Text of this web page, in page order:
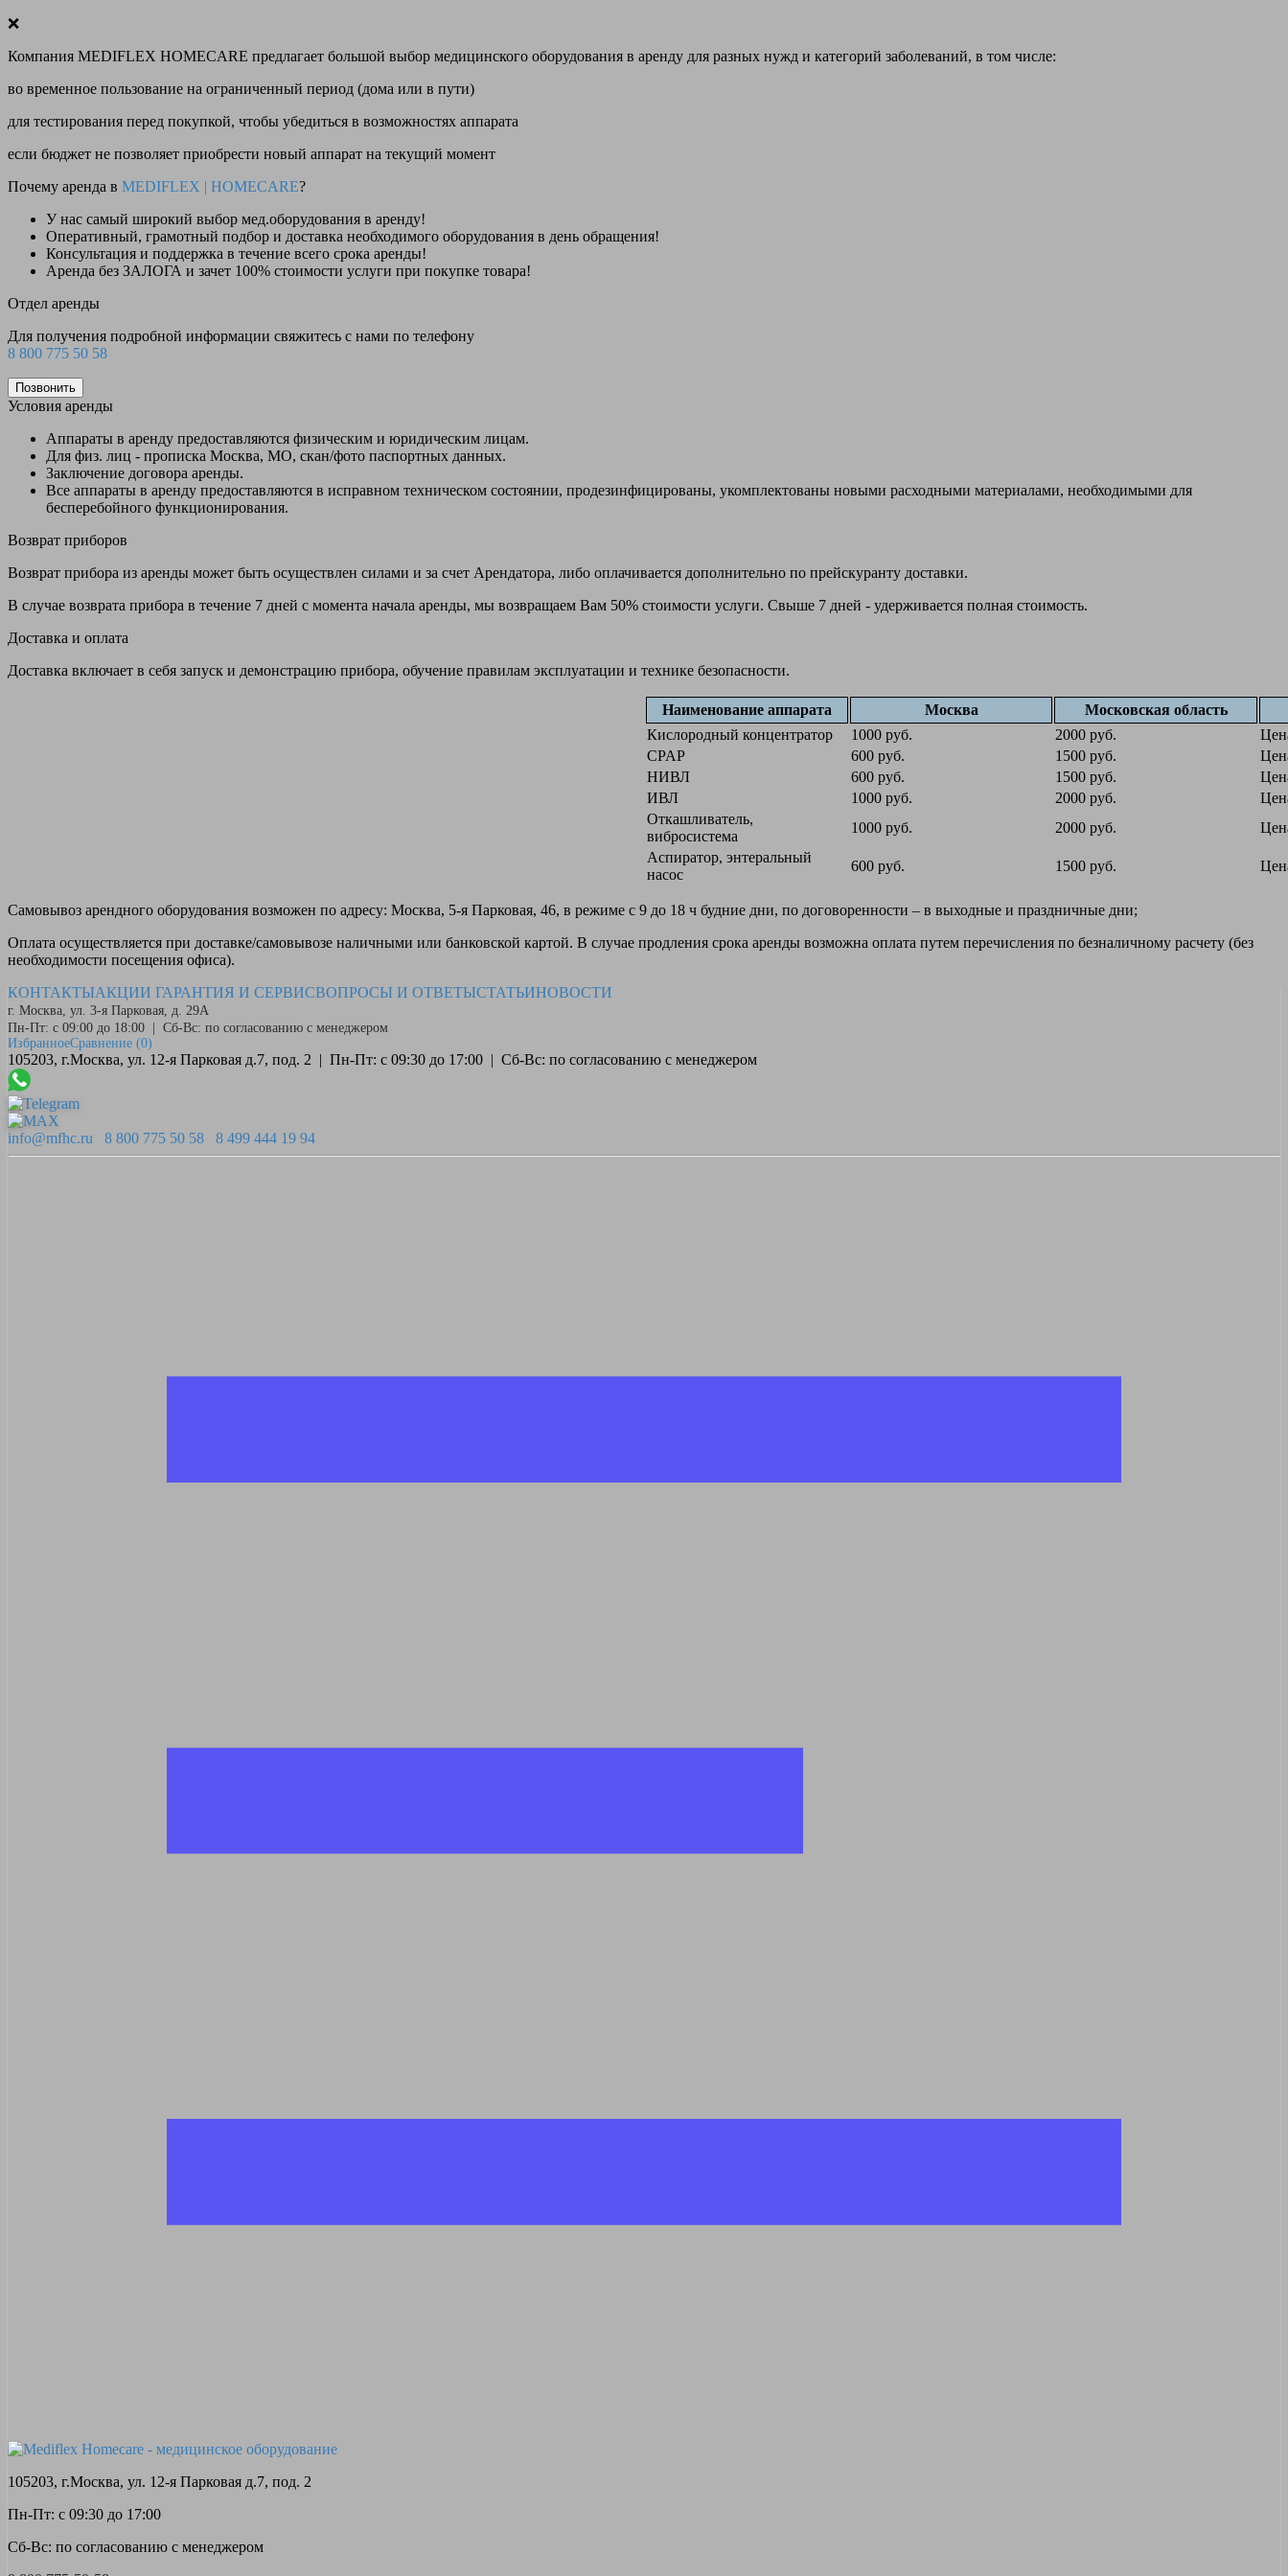
❌
Компания MEDIFLEX HOMECARE предлагает большой выбор медицинского оборудования в аренду для разных нужд и категорий заболеваний, в том числе:
во временное пользование на ограниченный период (дома или в пути)
для тестирования перед покупкой, чтобы убедиться в возможностях аппарата
если бюджет не позволяет приобрести новый аппарат на текущий момент
Почему аренда в MEDIFLEX | HOMECARE?
У нас самый широкий выбор мед.оборудования в аренду!
Оперативный, грамотный подбор и доставка необходимого оборудования в день обращения!
Консультация и поддержка в течение всего срока аренды!
Аренда без ЗАЛОГА и зачет 100% стоимости услуги при покупке товара!
Отдел аренды
Для получения подробной информации свяжитесь с нами по телефону
8 800 775 50 58
Позвонить
Условия аренды
Аппараты в аренду предоставляются физическим и юридическим лицам.
Для физ. лиц - прописка Москва, МО, скан/фото паспортных данных.
Заключение договора аренды.
Все аппараты в аренду предоставляются в исправном техническом состоянии, продезинфицированы, укомплектованы новыми расходными материалами, необходимыми для
бесперебойного функционирования.
Возврат приборов
Возврат прибора из аренды может быть осуществлен силами и за счет Арендатора, либо оплачивается дополнительно по прейскуранту доставки.
В случае возврата прибора в течение 7 дней с момента начала аренды, мы возвращаем Вам 50% стоимости услуги. Свыше 7 дней - удерживается полная стоимость.
Доставка и оплата
Доставка включает в себя запуск и демонстрацию прибора, обучение правилам эксплуатации и технике безопасности.
Наименование аппарата Москва
Московская область
Кислородный концентратор
1000 руб. 2000 руб.
CPAP
600 руб. 1500 руб.
НИВЛ
600 руб. 1500 руб.
ИВЛ
1000 руб. 2000 руб.
Откашливатель,
вибросистема
1000 руб. 2000 руб.
Аспиратор, энтеральный
насос
600 руб. 1500 руб.
Самовывоз арендного оборудования возможен по адресу: Москва, 5-я Парковая, 46, в режиме с 9 до 18 ч будние дни, по договоренности – в выходные и праздничные дни;
Оплата осуществляется при доставке/самовывозе наличными или банковской картой. В случае продления срока аренды возможна оплата путем перечисления по безналичному расчету (без
необходимости посещения офиса).
КОНТАКТЫАКЦИИ ГАРАНТИЯ И СЕРВИСВОПРОСЫ И ОТВЕТЫСТАТЬИНОВОСТИ
г. Москва, ул. 3-я Парковая, д. 29А
Пн-Пт: с 09:00 до 18:00 | Сб-Вс: по согласованию с менеджером
ИзбранноеСравнение (0)
105203, г.Москва, ул. 12-я Парковая д.7, под. 2 | Пн-Пт: с 09:30 до 17:00 | Сб-Вс: по согласованию с менеджером
info@mfhc.ru 8 800 775 50 58 8 499 444 19 94
105203, г.Москва, ул. 12-я Парковая д.7, под. 2
Пн-Пт: с 09:30 до 17:00
Сб-Вс: по согласованию с менеджером